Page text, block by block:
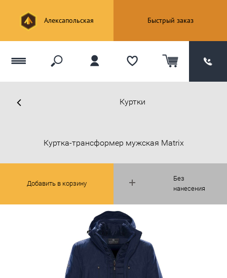
Алексапольская Быстрый заказ
Куртки
Без
нанесения
Куртка-трансформер мужская Matrix
Добавить в корзину